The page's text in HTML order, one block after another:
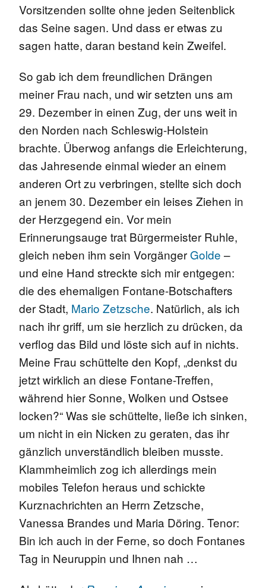
Vorsitzenden sollte ohne jeden Seitenblick
das Seine sagen. Und dass er etwas zu
sagen hatte, daran bestand kein Zweifel.
So gab ich dem freundlichen Drängen
meiner Frau nach, und wir setzten uns am
29. Dezember in einen Zug, der uns weit in
den Norden nach Schleswig-Holstein
brachte. Überwog anfangs die Erleichterung,
das Jahresende einmal wieder an einem
anderen Ort zu verbringen, stellte sich doch
an jenem 30. Dezember ein leises Ziehen in
der Herzgegend ein. Vor mein
Erinnerungsauge trat Bürgermeister Ruhle,
gleich neben ihm sein Vorgänger Golde –
und eine Hand streckte sich mir entgegen:
die des ehemaligen Fontane-Botschafters
der Stadt, Mario Zetzsche. Natürlich, als ich
nach ihr griff, um sie herzlich zu drücken, da
verflog das Bild und löste sich auf in nichts.
Meine Frau schüttelte den Kopf, „denkst du
jetzt wirklich an diese Fontane-Treffen,
während hier Sonne, Wolken und Ostsee
locken?“ Was sie schüttelte, ließe ich sinken,
um nicht in ein Nicken zu geraten, das ihr
gänzlich unverständlich bleiben musste.
Klammheimlich zog ich allerdings mein
mobiles Telefon heraus und schickte
Kurznachrichten an Herrn Zetzsche,
Vanessa Brandes und Maria Döring. Tenor:
Bin ich auch in der Ferne, so doch Fontanes
Tag in Neuruppin und Ihnen nah …